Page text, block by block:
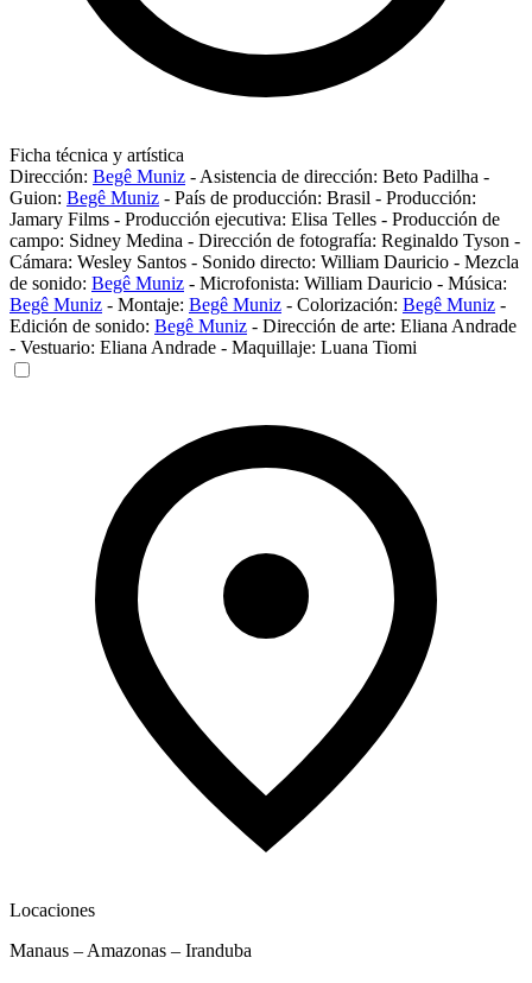
Ficha técnica y artística
Dirección: Begê Muniz - Asistencia de dirección: Beto Padilha -
Guion: Begê Muniz - País de producción: Brasil - Producción:
Jamary Films - Producción ejecutiva: Elisa Telles - Producción de
campo: Sidney Medina - Dirección de fotografía: Reginaldo Tyson -
Cámara: Wesley Santos - Sonido directo: William Dauricio - Mezcla
de sonido: Begê Muniz - Microfonista: William Dauricio - Música:
Begê Muniz - Montaje: Begê Muniz - Colorización: Begê Muniz -
Edición de sonido: Begê Muniz - Dirección de arte: Eliana Andrade
- Vestuario: Eliana Andrade - Maquillaje: Luana Tiomi
Locaciones
Manaus – Amazonas – Iranduba